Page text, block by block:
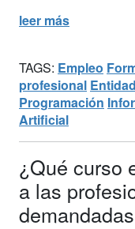
leer más
TAGS: Empleo
profesional Entidad
Programación
Artificial
¿Qué curso
a las